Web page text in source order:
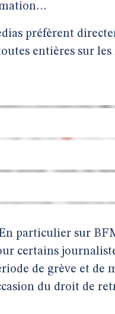
préfèrent
entières sur les
particulier sur
certains
de grève et de
du droit de